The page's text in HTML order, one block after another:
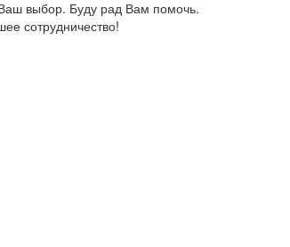
выбор. Буду рад Вам помочь.
сотрудничество!